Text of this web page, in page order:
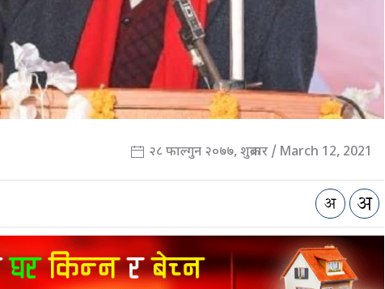
२८ फाल्गुन २०७७, शुक्रबार / March 12, 2021